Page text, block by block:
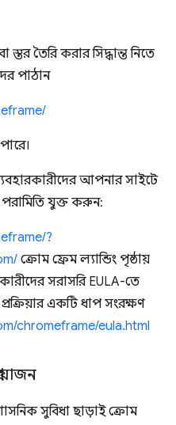
স্তর তৈরি করার সিদ্ধান্ত নিতে
পাঠান
আপনার সাইটে
যুক্ত করুন:
?
ক্রোম ফ্রেম ল্যান্ডিং পৃষ্ঠায়
সরাসরি EULA-তে
একটি ধাপ সংরক্ষণ
chromeframe/eula.html
সুবিধা ছাড়াই ক্রোম